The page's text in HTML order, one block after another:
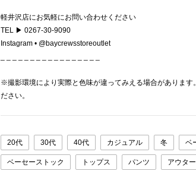
軽井沢店にお気軽にお問い合わせください
TEL ▶ 0267-30-9090
Instagram • @baycrewsstoreoutlet
※撮影環境により実際と色味が違ってみえる場合があります
ださい。
20代 30代 40代 カジュアル 冬 ベ
ベーセーストック トップス パンツ アウター